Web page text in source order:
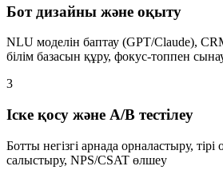
Бот дизайны және оқыту
NLU моделін баптау (GPT/Claude),
білім базасын құру, фокус-топпен
3
Іске қосу және A/B тестілеу
Ботты негізгі арнада орналастыру,
салыстыру, NPS/CSAT өлшеу